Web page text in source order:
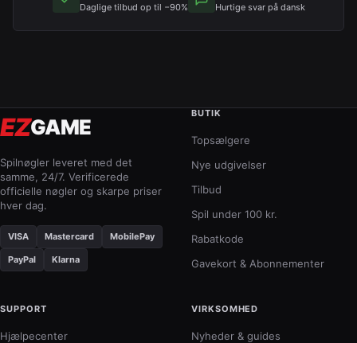
Daglige tilbud op til −90% Hurtige svar på dansk
EZGAME
Spilnøgler leveret med det
samme, 24/7. Verificerede
officielle nøgler og skarpe priser
hver dag.
VISA Mastercard MobilePay
PayPal Klarna
BUTIK
Topsælgere
Nye udgivelser
Tilbud
Spil under 100 kr.
Rabatkode
Gavekort & Abonnementer
SUPPORT
Hjælpecenter
VIRKSOMHED
Nyheder & guides